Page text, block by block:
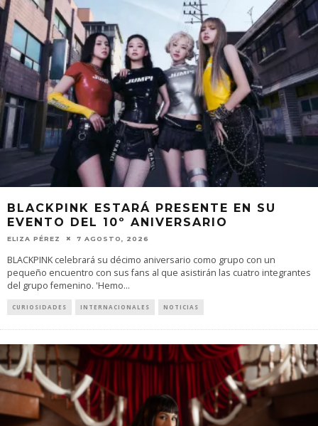
BLACKPINK ESTARÁ PRESENTE EN SU
EVENTO DEL 10º ANIVERSARIO
ELIZA PÉREZ 7 AGOSTO, 2026
BLACKPINK celebrará su décimo aniversario como grupo con un
pequeño encuentro con sus fans al que asistirán las cuatro integrantes
del grupo femenino. 'Hemo...
CURIOSIDADES INTERNACIONALES NOTICIAS